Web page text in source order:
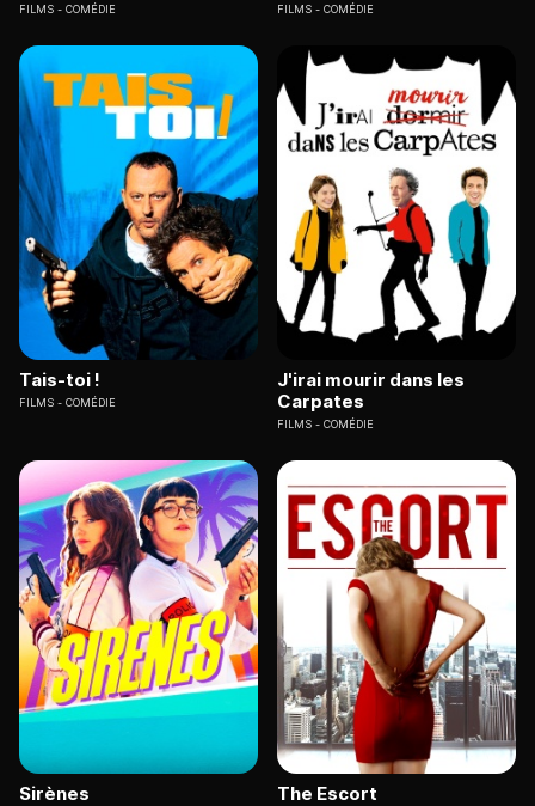
FILMS COMÉDIE FILMS COMÉDIE
Tais-toi !
FILMS COMÉDIE
J'irai mourir dans les
Carpates
FILMS COMÉDIE
Sirènes The Escort